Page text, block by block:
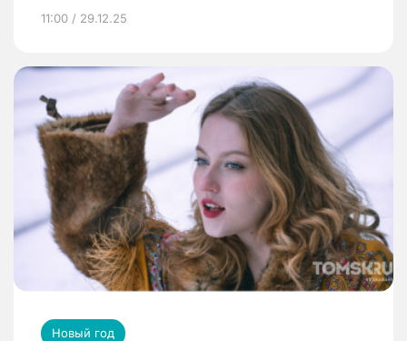
11:00 / 29.12.25
Новый год